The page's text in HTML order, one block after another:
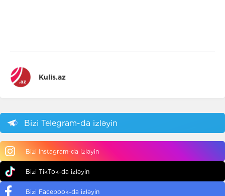
Kulis.az
Bizi Telegram-da izləyin
Bizi Instagram-da izləyin
Bizi TikTok-da izləyin
Bizi Facebook-da izləyin